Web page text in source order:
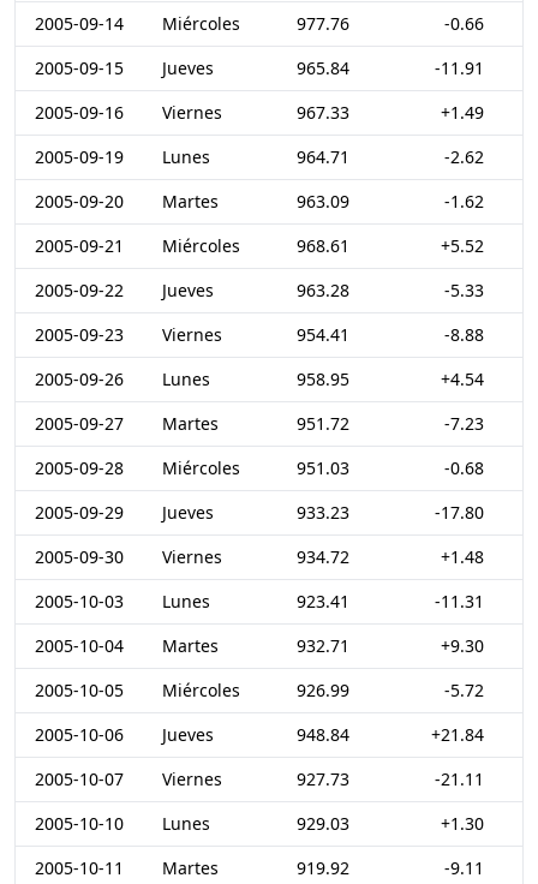
2005-09-14 Miércoles 977.76
-0.66
2005-09-15
Jueves 965.84
-11.91
2005-09-16
Viernes 967.33
+1.49
2005-09-19
Lunes 964.71
-2.62
2005-09-20
Martes 963.09
-1.62
2005-09-21
Miércoles 968.61
+5.52
2005-09-22
Jueves 963.28
-5.33
2005-09-23
Viernes 954.41
-8.88
2005-09-26
Lunes 958.95
+4.54
2005-09-27
Martes 951.72
-7.23
2005-09-28
Miércoles 951.03
-0.68
2005-09-29
Jueves 933.23
-17.80
2005-09-30
Viernes 934.72
+1.48
2005-10-03
Lunes 923.41
-11.31
2005-10-04
Martes 932.71
+9.30
2005-10-05
Miércoles 926.99
-5.72
2005-10-06
Jueves 948.84
+21.84
2005-10-07
Viernes 927.73
-21.11
2005-10-10
Lunes 929.03
+1.30
2005-10-11
Martes 919.92
-9.11